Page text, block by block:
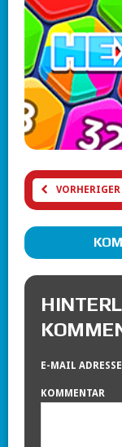
E-MAIL
KOMMENTAR